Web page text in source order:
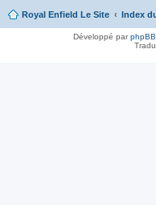
Royal Enfield Le Site Index
Développé parphpBB